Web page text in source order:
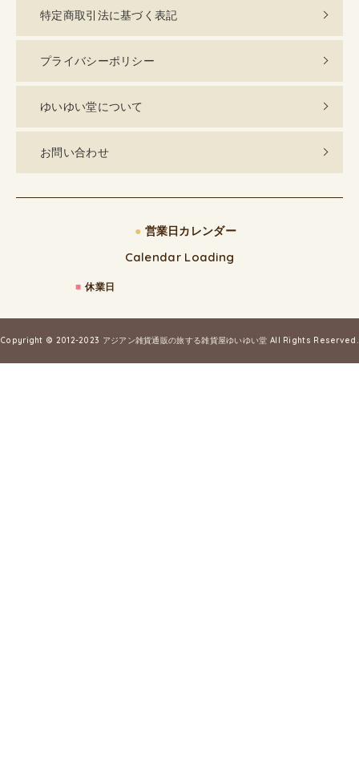
特定商取引法に基づく表記
プライバシーポリシー
ゆいゆい堂について
お問い合わせ
● 営業日カレンダー
Calendar Loading
■ 休業日
Copyright © 2012-2023 アジアン雑貨通販の旅する雑貨屋ゆいゆい堂 All Rights Reserved.